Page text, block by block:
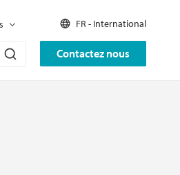
Contactez nous
FR - International